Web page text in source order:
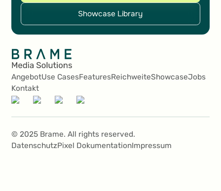
Showcase Library
AngebotUse CasesFeaturesReichweiteShowcaseJobs
Kontakt
© 2025 Brame. All rights reserved.
DatenschutzPixel DokumentationImpressum